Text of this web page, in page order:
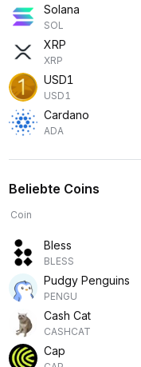
Solana
SOL
XRP
XRP
USD1
USD1
Cardano
ADA
Beliebte Coins
Coin
Bless
BLESS
Pudgy Penguins
PENGU
Cash Cat
CASHCAT
Cap